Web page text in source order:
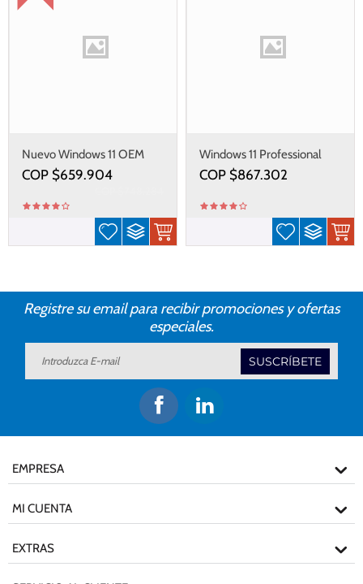
Nuevo Windows 11 OEM
COP $659.904
Windows 11 Professional
Original
COP $867.302
Registre su email para recibir promociones y ofertas
especiales.
SUSCRÍBETE
EMPRESA
MI CUENTA
EXTRAS